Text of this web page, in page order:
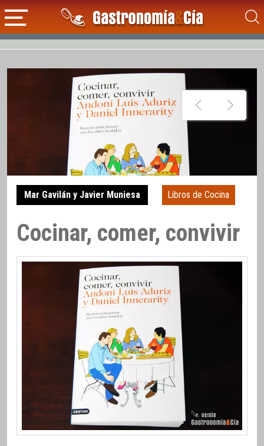
Mar Gavilán y Javier Muniesa Libros de Cocina
Cocinar, comer, convivir